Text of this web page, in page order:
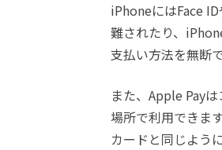
iPhoneにはFace
難されたり、
支払い方法を無断
また、Apple Pay
場所で利用できま
カードと同じよう